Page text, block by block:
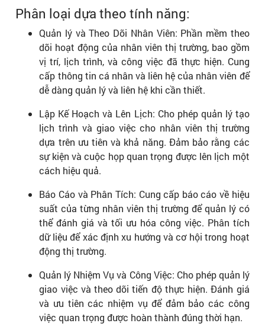
Phân loại dựa theo tính năng:
Quản lý và Theo Dõi Nhân Viên: Phần mềm theo
dõi hoạt động của nhân viên thị trường, bao gồm
vị trí, lịch trình, và công việc đã thực hiện. Cung
cấp thông tin cá nhân và liên hệ của nhân viên để
dễ dàng quản lý và liên hệ khi cần thiết.
Lập Kế Hoạch và Lên Lịch: Cho phép quản lý tạo
lịch trình và giao việc cho nhân viên thị trường
dựa trên ưu tiên và khả năng. Đảm bảo rằng các
sự kiện và cuộc họp quan trọng được lên lịch một
cách hiệu quả.
Báo Cáo và Phân Tích: Cung cấp báo cáo về hiệu
suất của từng nhân viên thị trường để quản lý có
thể đánh giá và tối ưu hóa công việc. Phân tích
dữ liệu để xác định xu hướng và cơ hội trong hoạt
động thị trường.
Quản lý Nhiệm Vụ và Công Việc: Cho phép quản lý
giao việc và theo dõi tiến độ thực hiện. Đánh giá
và ưu tiên các nhiệm vụ để đảm bảo các công
việc quan trọng được hoàn thành đúng thời hạn.